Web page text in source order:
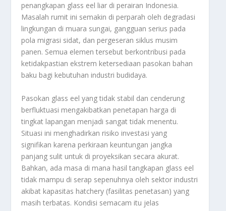
penangkapan glass eel liar di perairan Indonesia.
Masalah rumit ini semakin di perparah oleh degradasi
lingkungan di muara sungai, gangguan serius pada
pola migrasi sidat, dan pergeseran siklus musim
panen. Semua elemen tersebut berkontribusi pada
ketidakpastian ekstrem ketersediaan pasokan bahan
baku bagi kebutuhan industri budidaya.
Pasokan glass eel yang tidak stabil dan cenderung
berfluktuasi mengakibatkan penetapan harga di
tingkat lapangan menjadi sangat tidak menentu.
Situasi ini menghadirkan risiko investasi yang
signifikan karena perkiraan keuntungan jangka
panjang sulit untuk di proyeksikan secara akurat.
Bahkan, ada masa di mana hasil tangkapan glass eel
tidak mampu di serap sepenuhnya oleh sektor industri
akibat kapasitas hatchery (fasilitas penetasan) yang
masih terbatas. Kondisi semacam itu jelas